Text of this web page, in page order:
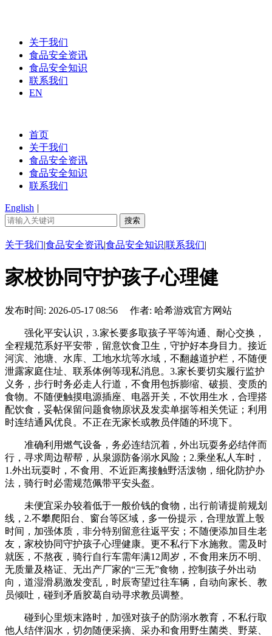
关于我们
食品安全资讯
食品安全知识
联系我们
EN
首页
关于我们
食品安全资讯
食品安全知识
联系我们
English |
关于我们|食品安全资讯|食品安全知识|联系我们|
家校协同守护孩子心理健
发布时间: 2026-05-17 08:56 作者: 哈希游戏官方网站
强化平安认识，3.家长要多取孩子平等沟通、耐心交换，
全程规范系好平安带，留意饮食卫生，守护好本身目力。接近
河滨、池塘、水库、工地水坑等水域，不翻越道护栏，不随便
泄露家庭住址、联系体例等现私消息。3.家长要切实履行监护
义务，步行时务必走人行道，不食用包拆膨缩、破损、变质的
食物。不随便触摸电源插座、电器开关，不饮用生水，合理搭
配饮食，妥帖保留问题食物原状及发卖单据等相关凭证；利用
时连结通风优良。不正在无家长或教员伴随的环境下。
准确利用燃气设备，务必连结沉着，外出玩耍务必结伴而
行，寻求周边帮帮，从泉源防备溺水风险；2.乘坐私人车时，
1.外出玩耍时，不食用、不近距离接触野活泼物，细化防护办
法，骑行时必需规范佩带平安头盔。
未便宜采办较着低于一般价钱的食物，出行前请提前规划
线，2.不攀爬阳台、窗台等区域，多一份提示，合理放置上彀
时间，加强体质，非分特别留意往返平安；不随便添加目生老
友，家校协同守护孩子心理健康。更不私行下水施救。需及时
就医，不熬夜，骑行自行车需年满12周岁，不食用来历不明、
无质量及格证、无出产厂家的“三无”食物，控制孩子外出动
向，道湿滑易激发变乱，时辰寄望过往车辆，自动向家长、教
员倾吐，碰到矛盾胶葛自动寻求教员调整。
碰到心里烦末路时，加强对孩子的防溺水教育，不私行取
他人结伴泅水，切勿随便采摘、采办和食用野生菌类、野菜、